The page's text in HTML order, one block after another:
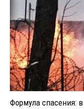
Формула спасения: